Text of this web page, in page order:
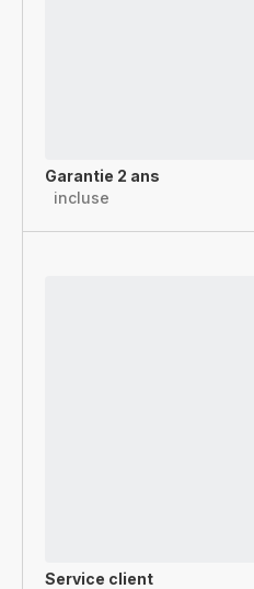
Garantie 2 ans
incluse
Service client